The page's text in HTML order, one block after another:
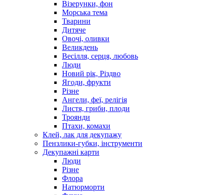
Візерунки, фон
Морська тема
Тварини
Дитяче
Овочі, оливки
Великдень
Весілля, серця, любовь
Люди
Новий рік, Різдво
Ягоди, фрукти
Різне
Ангели, феї, релігія
Листя, гриби, плоди
Троянди
Птахи, комахи
Клей, лак для декупажу
Пензлики-губки, інструменти
Декупажні карти
Люди
Різне
Флора
Натюрморти